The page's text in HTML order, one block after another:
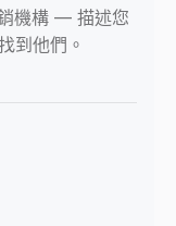
機構 — 描述您
到他們。